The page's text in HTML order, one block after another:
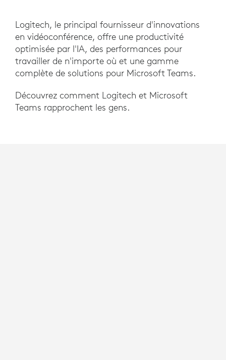
Logitech, le principal fournisseur d'innovations
en vidéoconférence, offre une productivité
optimisée par l'IA, des performances pour
travailler de n'importe où et une gamme
complète de solutions pour Microsoft Teams.
Découvrez comment Logitech et Microsoft
Teams rapprochent les gens.